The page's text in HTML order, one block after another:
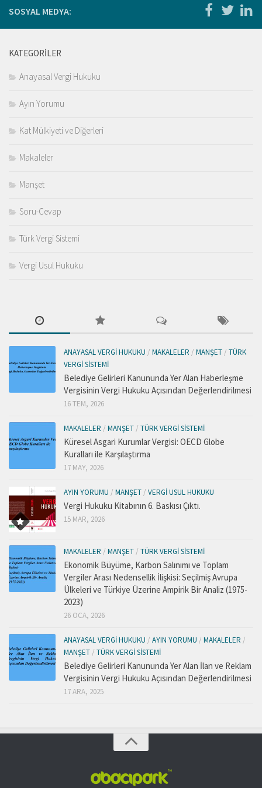
SOSYAL MEDYA:
KATEGORILER
Anayasal Vergi Hukuku
Ayın Yorumu
Kat Mülkiyeti ve Diğerleri
Makaleler
Manşet
Soru-Cevap
Türk Vergi Sistemi
Vergi Usul Hukuku
ANAYASAL VERGI HUKUKU / MAKALELER / MANŞET / TÜRK
VERGI SISTEMI
Belediye Gelirleri Kanununda Yer Alan Haberleşme
Vergisinin Vergi Hukuku Açısından Değerlendirilmesi
16 TEM, 2026
MAKALELER / MANŞET / TÜRK VERGI SISTEMI
Küresel Asgari Kurumlar Vergisi: OECD Globe
Kuralları ile Karşılaştırma
17 MAY, 2026
AYIN YORUMU / MANŞET / VERGI USUL HUKUKU
Vergi Hukuku Kitabının 6. Baskısı Çıktı.
15 MAR, 2026
MAKALELER / MANŞET / TÜRK VERGI SISTEMI
Ekonomik Büyüme, Karbon Salınımı ve Toplam
Vergiler Arası Nedensellik İlişkisi: Seçilmiş Avrupa
Ülkeleri ve Türkiye Üzerine Ampirik Bir Analiz (1975-
2023)
26 OCA, 2026
ANAYASAL VERGI HUKUKU / AYIN YORUMU / MAKALELER /
MANŞET / TÜRK VERGI SISTEMI
Belediye Gelirleri Kanununda Yer Alan İlan ve Reklam
Vergisinin Vergi Hukuku Açısından Değerlendirilmesi
17 ARA, 2025